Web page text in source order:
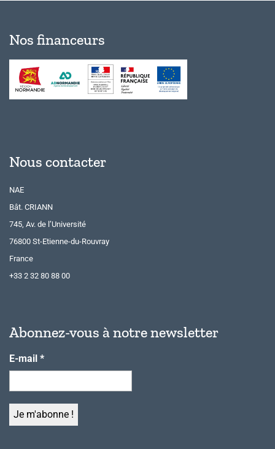
Nos financeurs
Nous contacter
NAE
Bât. CRIANN
745, Av. de l’Université
76800 St-Etienne-du-Rouvray
France
+33 2 32 80 88 00
Abonnez-vous à notre newsletter
E-mail *